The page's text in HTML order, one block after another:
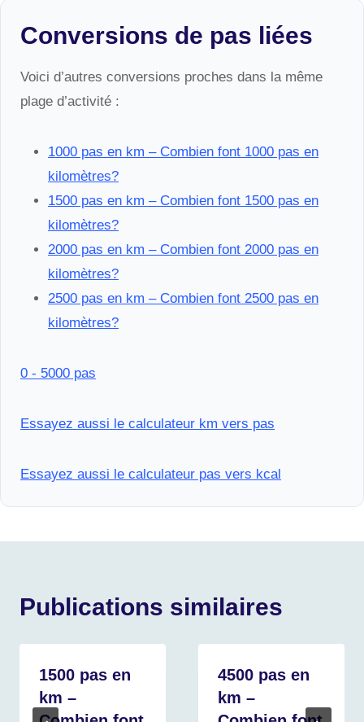
Conversions de pas liées
Voici d’autres conversions proches dans la même
plage d’activité :
1000 pas en km – Combien font 1000 pas en
kilomètres?
1500 pas en km – Combien font 1500 pas en
kilomètres?
2000 pas en km – Combien font 2000 pas en
kilomètres?
2500 pas en km – Combien font 2500 pas en
kilomètres?
0 - 5000 pas
Essayez aussi le calculateur km vers pas
Essayez aussi le calculateur pas vers kcal
Publications similaires
1500 pas en
km –
4500 pas en
km –